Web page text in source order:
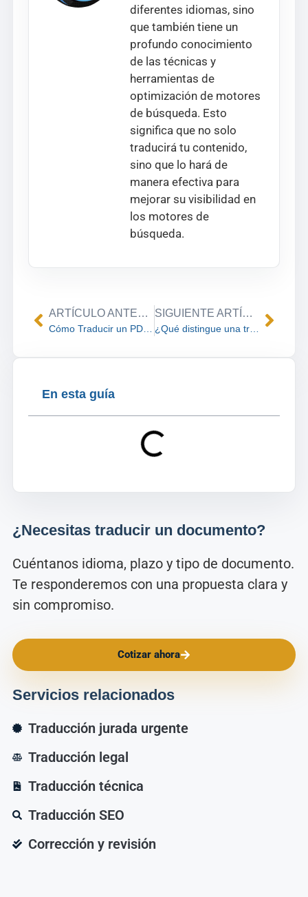
diferentes idiomas, sino
que también tiene un
profundo conocimiento
de las técnicas y
herramientas de
optimización de motores
de búsqueda. Esto
significa que no solo
traducirá tu contenido,
sino que lo hará de
manera efectiva para
mejorar su visibilidad en
los motores de
búsqueda.
ARTÍCULO ANTERIOR SIGUIENTE ARTÍCULO
¿Qué distingue una traducción de calidad de una que no lo es?
En esta guía
¿Necesitas traducir un documento?
Cuéntanos idioma, plazo y tipo de documento.
Te responderemos con una propuesta clara y
sin compromiso.
Cotizar ahora
Servicios relacionados
Traducción jurada urgente
Traducción legal
Traducción técnica
Traducción SEO
Corrección y revisión